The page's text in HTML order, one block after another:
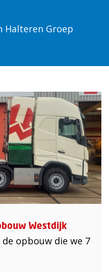
Halteren Groep
Westdijk
opbouw die we 7